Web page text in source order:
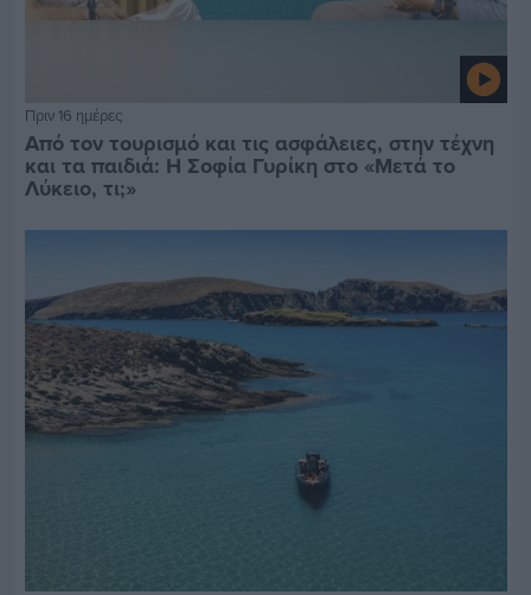
Πριν 16 ημέρες
Από τον τουρισμό και τις ασφάλειες, στην τέχνη
και τα παιδιά: Η Σοφία Γυρίκη στο «Μετά το
Λύκειο, τι;»